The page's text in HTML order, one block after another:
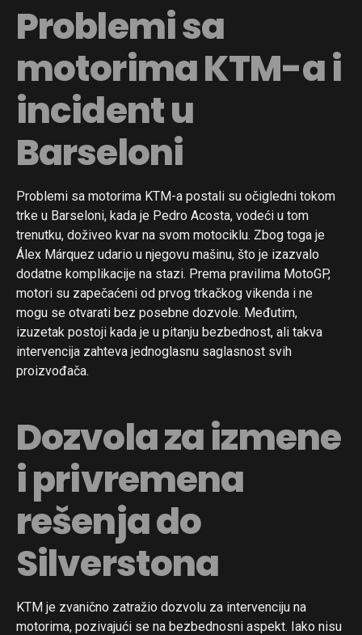
Problemi sa
motorima KTM-a i
incident u
Barseloni
Problemi sa motorima KTM-a postali su očigledni tokom
trke u Barseloni, kada je Pedro Acosta, vodeći u tom
trenutku, doživeo kvar na svom motociklu. Zbog toga je
Álex Márquez udario u njegovu mašinu, što je izazvalo
dodatne komplikacije na stazi. Prema pravilima MotoGP,
motori su zapečaćeni od prvog trkačkog vikenda i ne
mogu se otvarati bez posebne dozvole. Međutim,
izuzetak postoji kada je u pitanju bezbednost, ali takva
intervencija zahteva jednoglasnu saglasnost svih
proizvođača.
Dozvola za izmene
i privremena
rešenja do
Silverstona
KTM je zvanično zatražio dozvolu za intervenciju na
motorima, pozivajući se na bezbednosni aspekt. Iako nisu